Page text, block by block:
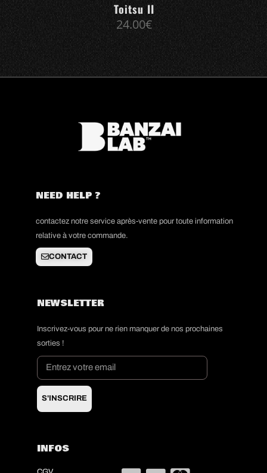
Toitsu II
24.00€
NEED HELP ?
contactez notre service après-vente pour toute information
relative à votre commande.
CONTACT
NEWSLETTER
Inscrivez-vous pour ne rien manquer de nos prochaines
sorties !
S'INSCRIRE
INFOS